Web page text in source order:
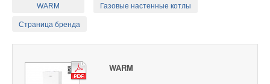
WARM Газовые настенные котлы
Страница бренда
WARM